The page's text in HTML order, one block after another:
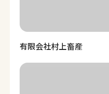
有限会社村上畜産